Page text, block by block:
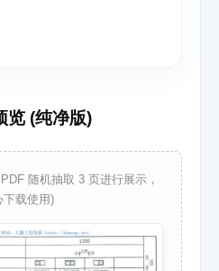
览 (纯净版)
随机抽取 3 页进行展示，
下载使用)